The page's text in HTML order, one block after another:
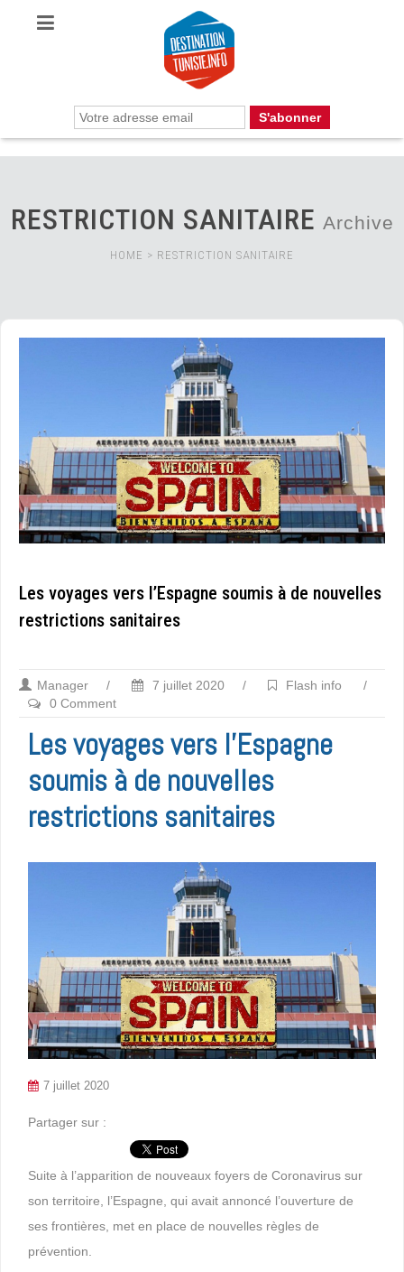
RESTRICTION SANITAIRE Archive
HOME > RESTRICTION SANITAIRE
Les voyages vers l’Espagne soumis à de nouvelles
restrictions sanitaires
Manager / 7 juillet 2020 / Flash info
/
0 Comment
Les voyages vers l’Espagne
soumis à de nouvelles
restrictions sanitaires
7 juillet 2020
Partager sur :
Suite à l’apparition de nouveaux foyers de Coronavirus sur
son territoire, l’Espagne, qui avait annoncé l’ouverture de
ses frontières, met en place de nouvelles règles de
prévention.